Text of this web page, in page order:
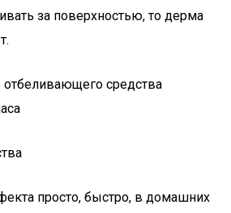
за поверхностью, то дерма
отбеливающего средства
просто, быстро, в домашних